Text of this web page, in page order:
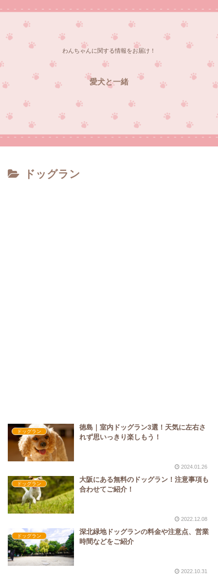
わんちゃんに関する情報をお届け！
愛犬と一緒
ドッグラン
ドッグラン
徳島｜室内ドッグラン3選！天気に左右さ
れず思いっきり楽しもう！
2024.01.26
ドッグラン
大阪にある無料のドッグラン！注意事項も
合わせてご紹介！
2022.12.08
ドッグラン
深北緑地ドッグランの料金や注意点、営業
時間などをご紹介
2022.10.31